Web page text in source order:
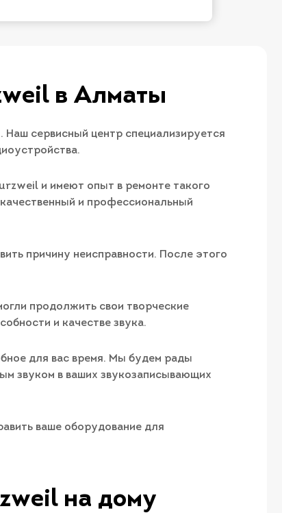
в Алматы
сервисный центр специализируется
и имеют опыт в ремонте такого
и профессиональный
причину неисправности. После этого
продолжить свои творческие
и качестве звука.
для вас время. Мы будем рады
звуком в ваших звукозаписывающих
ваше оборудование для
на дому